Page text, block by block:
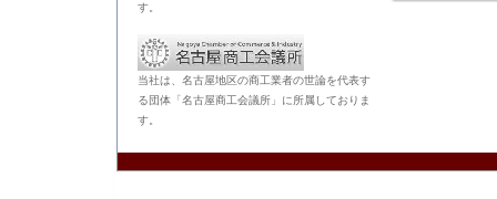
す。
当社は、名古屋地区の商工業者の世論を代表す
る団体「名古屋商工会議所」に所属しておりま
す。